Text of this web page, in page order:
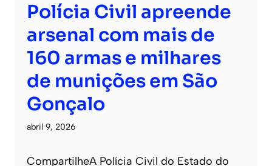
Polícia Civil apreende
arsenal com mais de
160 armas e milhares
de munições em São
Gonçalo
abril 9, 2026
CompartilheA Polícia Civil do Estado do